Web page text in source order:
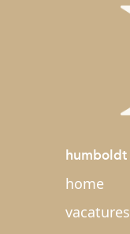
humboldt
home
vacatures